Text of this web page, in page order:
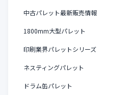
中古パレット最新販売情報
1800mm大型パレット
印刷業界パレットシリーズ
ネスティングパレット
ドラム缶パレット